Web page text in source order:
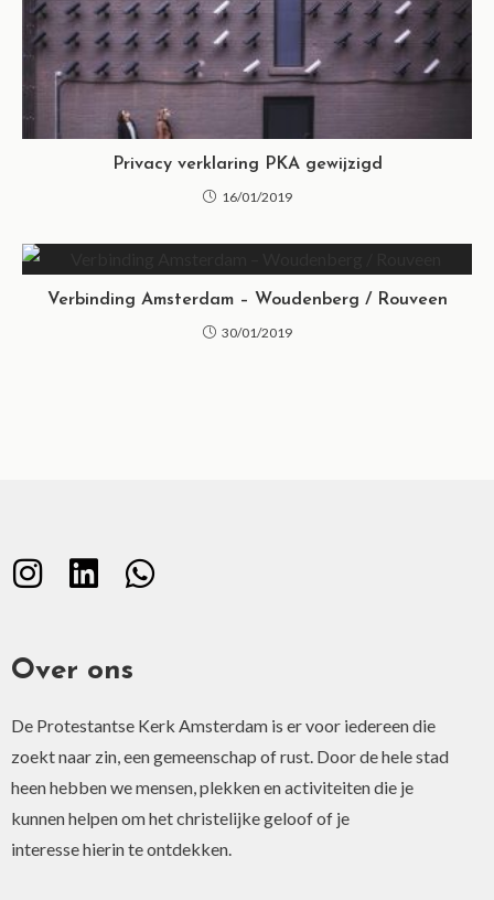
Privacy verklaring PKA gewijzigd
16/01/2019
Verbinding Amsterdam – Woudenberg / Rouveen
30/01/2019
Over ons
De Protestantse Kerk Amsterdam is er voor iedereen die
zoekt naar zin, een gemeenschap of rust. Door de hele stad
heen hebben we mensen, plekken en activiteiten die je
kunnen helpen om het christelijke geloof of je
interesse hierin te ontdekken.